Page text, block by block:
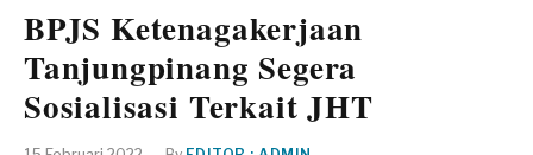
BPJS Ketenagakerjaan
Tanjungpinang Segera
Sosialisasi Terkait JHT